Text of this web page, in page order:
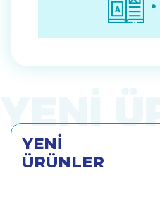
YENİ
ÜRÜNLER